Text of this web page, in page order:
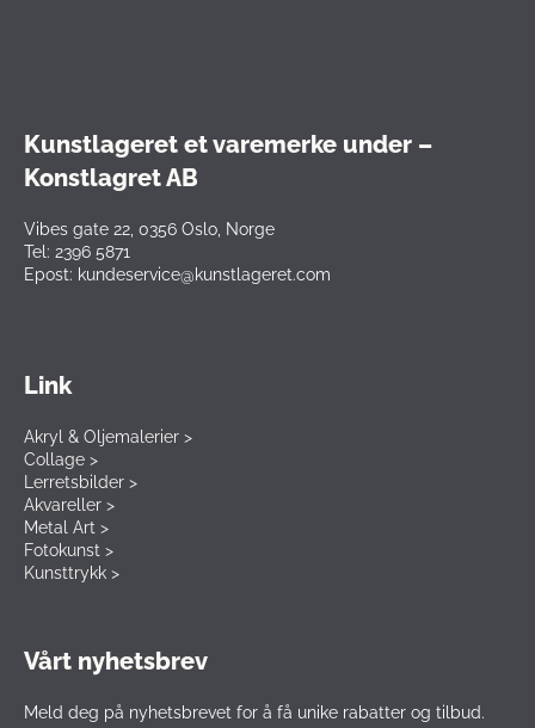
Kunstlageret et varemerke under –
Konstlagret AB
Vibes gate 22, 0356 Oslo, Norge
Tel: 2396 5871
Epost: kundeservice@kunstlageret.com
Link
Akryl & Oljemalerier >
Collage >
Lerretsbilder >
Akvareller >
Metal Art >
Fotokunst >
Kunsttrykk >
Vårt nyhetsbrev
Meld deg på nyhetsbrevet for å få unike rabatter og tilbud.